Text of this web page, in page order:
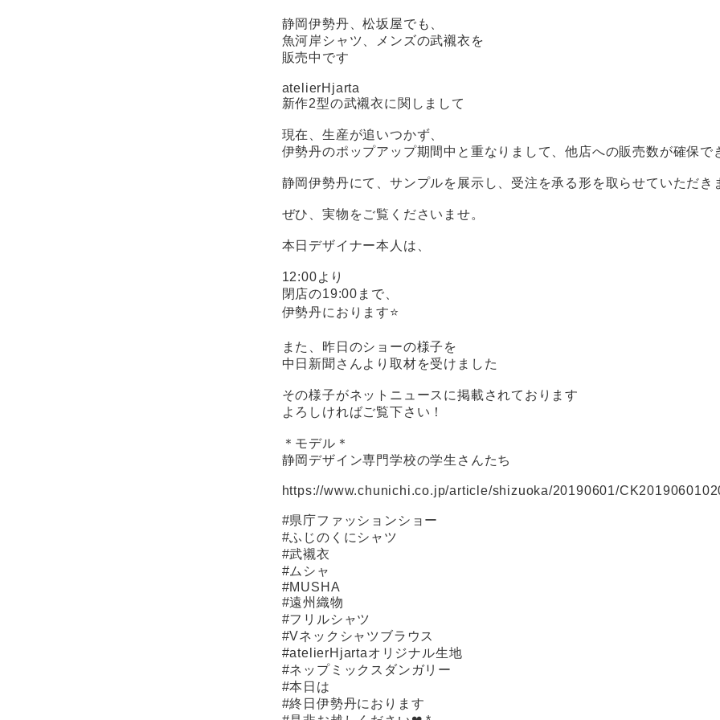
静岡伊勢丹、松坂屋でも、
魚河岸シャツ、メンズの武襯衣を
販売中です
atelierHjarta
新作2型の武襯衣に関しまして
現在、生産が追いつかず、
伊勢丹のポップアップ期間中と重なりまして、他店への販売数が確保で
静岡伊勢丹にて、サンプルを展示し、受注を承る形を取らせていただき
ぜひ、実物をご覧くださいませ。
本日デザイナー本人は、
12:00より
閉店の19:00まで、
伊勢丹におります⭐️
また、昨日のショーの様子を
中日新聞さんより取材を受けました
その様子がネットニュースに掲載されております
よろしければご覧下さい！
＊モデル＊
静岡デザイン専門学校の学生さんたち
https://www.chunichi.co.jp/article/shizuoka/20190601/
#県庁ファッションショー
#ふじのくにシャツ
#武襯衣
#ムシャ
#MUSHA
#遠州織物
#フリルシャツ
#Vネックシャツブラウス
#atelierHjartaオリジナル生地
#ネップミックスダンガリー
#本日は
#終日伊勢丹におります